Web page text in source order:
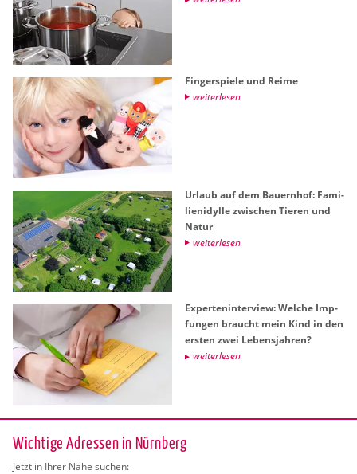
Fin­ger­spie­le und Reime
wei­ter­le­sen
Ur­laub auf dem Bau­ern­hof: Fa­mi­
li­en­idyl­le zwi­schen Tie­ren und
Natur
wei­ter­le­sen
Ex­per­ten­in­ter­view: Wel­che Imp­
fun­gen braucht mein Kind in den
ers­ten zwei Le­bens­jah­ren?
wei­ter­le­sen
Wichtige Adressen in Nürnberg
Jetzt in Ihrer Nähe suchen: